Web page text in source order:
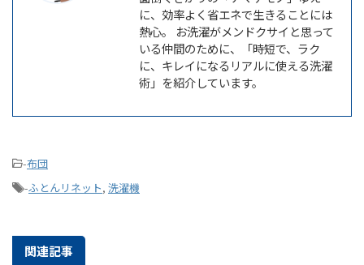
に、効率よく省エネで生きることには
熱心。 お洗濯がメンドクサイと思って
いる仲間のために、「時短で、ラク
に、キレイになるリアルに使える洗濯
術」を紹介しています。
-布団
-ふとんリネット, 洗濯機
関連記事